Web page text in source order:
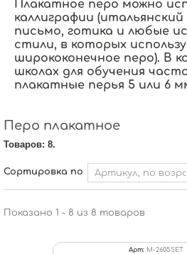
Плакатное перо можно
каллиграфии (итальянский
письмо, готика и любые
стили, в которых
ширококонечное перо). В
школах для обучения
плакатные перья 5 или 6
Перо плакатное
Товаров: 8.
Сортировка по
Показано 1 - 8 из 8 товаров
Арт: M-2605SET